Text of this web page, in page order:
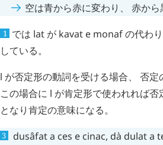
空は青から赤に変わり、 赤から
1 では lat が kavat e monafの代わ
している。
l が否定形の動詞を受ける場合、 否
この場合に l が肯定形で使われれば否
となり肯定の意味になる。
dusâfata ces e cinac, dà dulata